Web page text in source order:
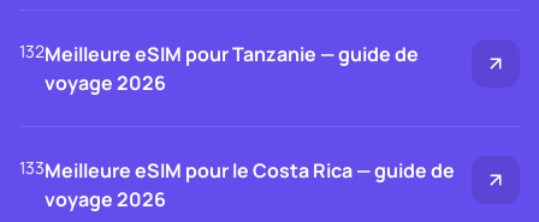
132Meilleure eSIM pour Tanzanie — guide de
voyage 2026
133Meilleure eSIM pour le Costa Rica — guide de
voyage 2026